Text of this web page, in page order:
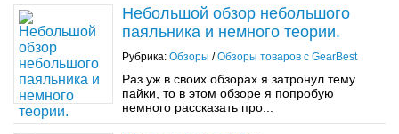
Небольшой обзор небольшого
паяльника и немного теории.
Рубрика: Обзоры /Обзоры товаров с GearBest
Раз уж в своих обзорах я затронул тему
пайки, то в этом обзоре я попробую
немного рассказать про...